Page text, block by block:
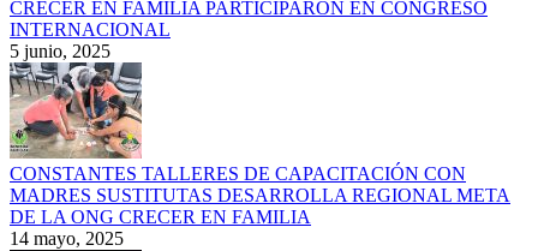
CRECER EN FAMILIA PARTICIPARON EN CONGRESO
INTERNACIONAL
5 junio, 2025
CONSTANTES TALLERES DE CAPACITACIÓN CON
MADRES SUSTITUTAS DESARROLLA REGIONAL META
DE LA ONG CRECER EN FAMILIA
14 mayo, 2025